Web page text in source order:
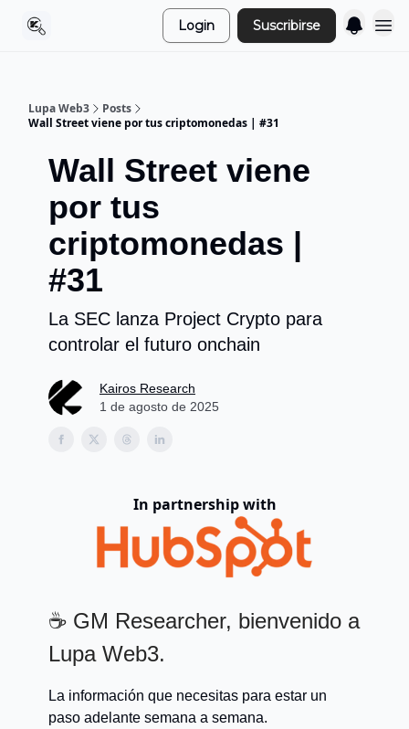
Login Suscribirse
Lupa Web3
Posts
Wall Street viene por tus criptomonedas | #31
Wall Street viene
por tus
criptomonedas |
#31
La SEC lanza Project Crypto para
controlar el futuro onchain
Kairos Research
1 de agosto de 2025
In partnership with
☕ GM Researcher, bienvenido a
Lupa Web3.
La información que necesitas para estar un
paso adelante semana a semana.